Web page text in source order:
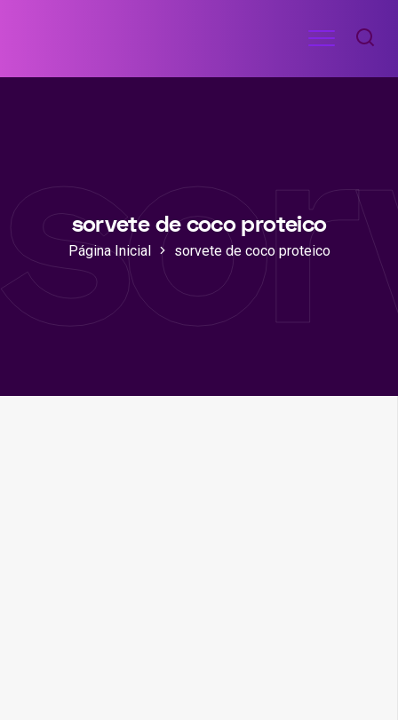
conteúdo
RECEITAS
ACADEMIA
Menu
sorvete de coco proteico
Página Inicial sorvete de coco proteico